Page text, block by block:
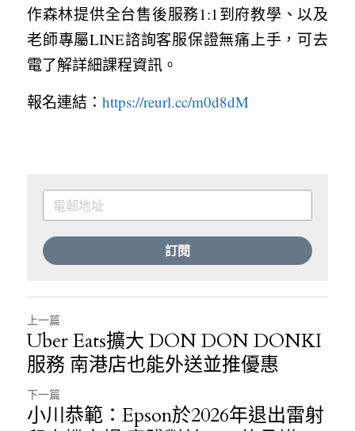
作森林提供全台售後服務1:1到府教學、以及
老師專屬LINE諮詢客服保證無痛上手，可去
電了解詳細課程資訊。
報名連結： https://reurl.cc/m0d8dM
訂閱
上一篇
Uber Eats擴大 DON DON DONKI
服務 南港店也能外送並推優惠
下一篇
小川恭範：Epson於2026年退出雷射